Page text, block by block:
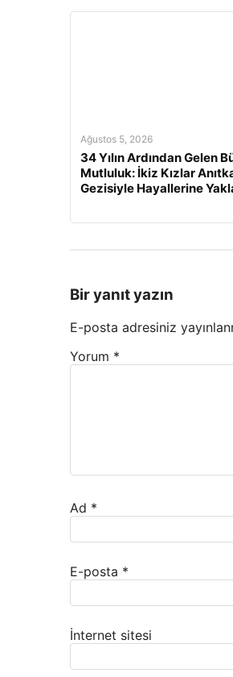
Ağustos 5, 2026
34 Yılın Ardından Gelen
Mutluluk: İkiz Kızlar
Gezisiyle Hayallerine
Bir yanıt yazın
E-posta adresiniz
Yorum *
Ad *
E-posta *
İnternet sitesi